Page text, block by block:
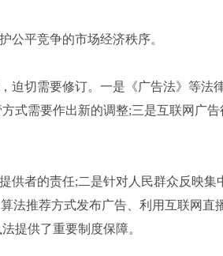
平竞争的市场经济秩序。
切需要修订。一是《广告法》等法
式需要作出新的调整;三是互联网广
者的责任;二是针对人民群众反映集
法推荐方式发布广告、利用互联网直
提供了重要制度保障。